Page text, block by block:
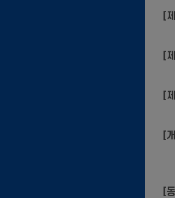
[
[
[
[
[